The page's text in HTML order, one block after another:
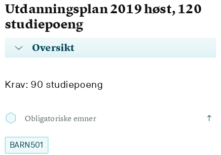
Utdanningsplan 2019 høst, 120
studiepoeng
Oversikt
Krav: 90 studiepoeng
Obligatoriske emner
BARN501